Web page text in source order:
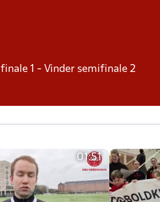
1 - Vinder semifinale 2
01:51